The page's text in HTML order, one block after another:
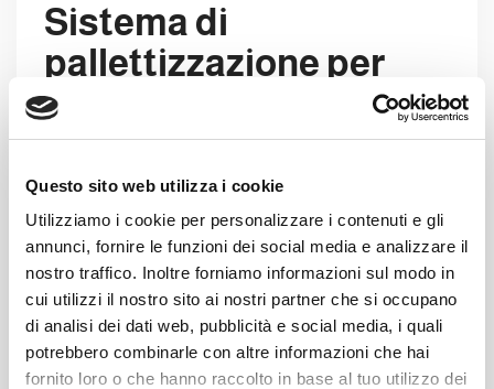
Questo sito web utilizza i cookie
Utilizziamo i cookie per personalizzare i contenuti e gli
annunci, fornire le funzioni dei social media e analizzare il
nostro traffico. Inoltre forniamo informazioni sul modo in
cui utilizzi il nostro sito ai nostri partner che si occupano
di analisi dei dati web, pubblicità e social media, i quali
potrebbero combinarle con altre informazioni che hai
fornito loro o che hanno raccolto in base al tuo utilizzo dei
Sistema di
pallettizzazione per
coperchi
Il sistema di trasporto è dunque
moltoflessibile e adattabile, ma oltre a
questo prevede anche la possibilità di
ispezionare i coperchi, confezionarli
epallettizzarli.
Anche l’ avvolgitrice è stata ideata per
gestire coperchi di differenti diametri. Infatti è